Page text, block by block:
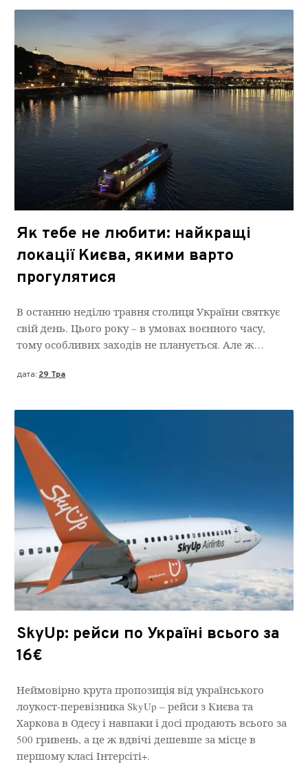
Як тебе не любити: найкращі
локації Києва, якими варто
прогулятися
В останню неділю травня столиця України святкує
свій день. Цього року – в умовах воєнного часу,
тому особливих заходів не планується. Але ж…
дата: 29 Тра
SkyUp: рейси по Україні всього за
16€
Неймовірно крута пропозиція від українського
лоукост-перевізника SkyUp – рейси з Києва та
Харкова в Одесу і навпаки і досі продають всього за
500 гривень, а це ж вдвічі дешевше за місце в
першому класі Інтерсіті+.